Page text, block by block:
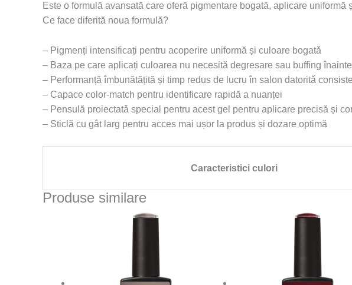
Este o formulă avansată care oferă pigmentare bogată, aplicare
Ce face diferită noua formulă?
– Pigmenți intensificați pentru acoperire uniformă și culoare bogatǎ
– Baza pe care aplicați culoarea nu necesită degresare sau buffing
– Performanță îmbunătățită și timp redus de lucru în salon datoritǎ
– Capace color-match pentru identificare rapidă a nuanței
– Pensulă proiectatǎ special pentru acest gel pentru aplicare precisă și
– Sticlă cu gât larg pentru acces mai ușor la produs și dozare optimă
Caracteristici culori
Produse similare